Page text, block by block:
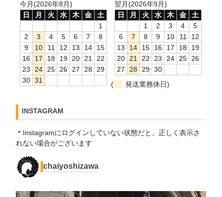
今月(2026年8月)
日
月 火 水 木 金
土
1
2
3 4 5 6 7
8
9
10 11 12 13 14
15
16
17 18 19 20 21
22
23
24 25 26 27 28
29
30 31
翌月(2026年9月)
日
月 火 水 木 金
土
1
2 3 4
5
6
7 8 9 10 11
12
13
14 15 16 17 18
19
20
21 22 23 24 25
26
27
28 29
30
(
発送業務休日)
INSTAGRAM
＊Instagramにログインしていない状態だと、正しく表示さ
れない場合がございます
chaiyoshizawa